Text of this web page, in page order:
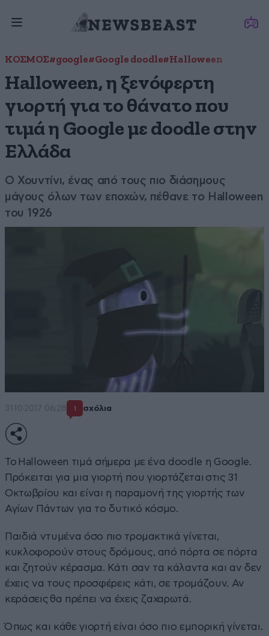
ΚΟΣΜΟΣ#google#Google doodle#Halloween
Halloween, η ξενόφερτη
γιορτή για το θάνατο που
τιμά η Google με doodle στην
Ελλάδα
Ο Χουντίνι, ένας από τους πιο διάσημους
μάγους όλων των εποχών, πέθανε το Halloween
του 1926
31·10·2017 06:28 1 σχόλια
Το Halloween τιμά σήμερα με ένα doodle η Google.
Πρόκειται για μια γιορτή που γιορτάζεται στις 31
Οκτωβρίου και είναι η παραμονή της γιορτής των
Αγίων Πάντων για το δυτικό κόσμο.
Παιδιά ντυμένα όσο πιο τρομακτικά γίνεται,
κυκλοφορούν στους δρόμους, από πόρτα σε πόρτα
και ζητούν κέρασμα. Κάτι σαν τα κάλαντα και αν δεν
έχεις να τους προσφέρεις κάτι, σε τρομάζουν. Αν
κεράσεις θα πρέπει να έχεις ζαχαρωτά.
Όπως και κάθε γιορτή είναι όσο πιο εμπορική γίνεται.